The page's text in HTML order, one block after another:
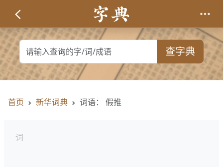
查字典
首页 新华词典 词语： 假推
词